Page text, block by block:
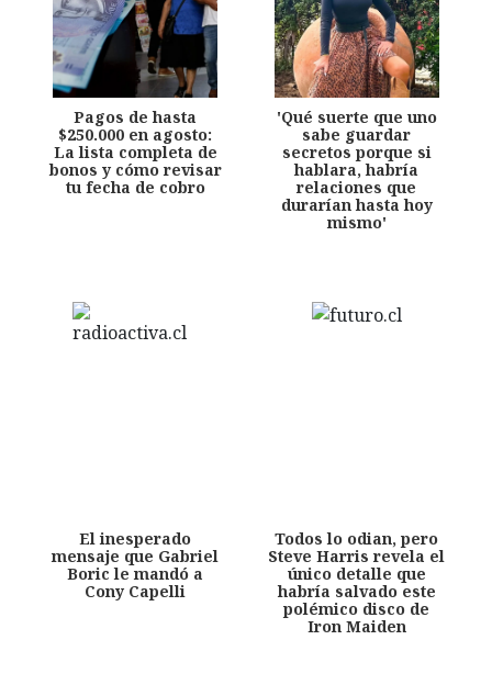
Pagos de hasta
$250.000 en agosto:
La lista completa de
bonos y cómo revisar
tu fecha de cobro
'Qué suerte que uno
sabe guardar
secretos porque si
hablara, habría
relaciones que
durarían hasta hoy
mismo'
El inesperado
mensaje que Gabriel
Boric le mandó a
Cony Capelli
Todos lo odian, pero
Steve Harris revela el
único detalle que
habría salvado este
polémico disco de
Iron Maiden